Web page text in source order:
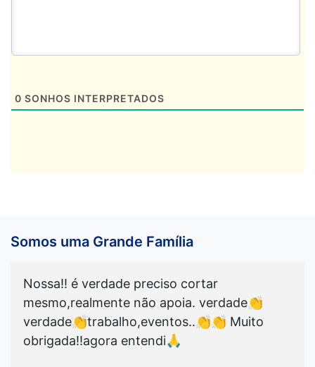
0 SONHOS INTERPRETADOS
Somos uma Grande Família
Nossa!! é verdade preciso cortar
mesmo,realmente não apoia. verdade👏
verdade👏trabalho,eventos..👏👏 Muito
obrigada!!agora entendi🙏